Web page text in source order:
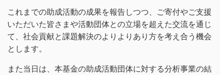
これまでの助成活動の成果を報告しつつ、ご寄付やご支援
いただいた皆さまや活動団体との立場を超えた交流を通じ
て、社会貢献と課題解決のよりよりあり方を考え合う機会
とします。
また当日は、本基金の助成活動団体に対する分析事業の結